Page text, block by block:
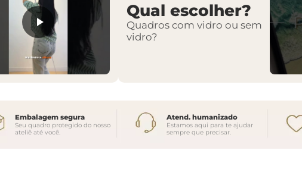
Qual escolher?
Quadros com vidro ou sem
vidro?
Embalagem segura
Seu quadro protegido do nosso
ateliê até você.
Atend. humanizado
Estamos aqui para te ajudar
sempre que precisar.